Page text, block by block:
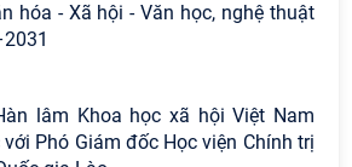
hóa - Xã hội - Văn học, nghệ thuật
lâm Khoa học xã hội Việt Nam
Phó Giám đốc Học viện Chính trị
học xã hội Việt
đạt giải khuyến
luận bảo vệ